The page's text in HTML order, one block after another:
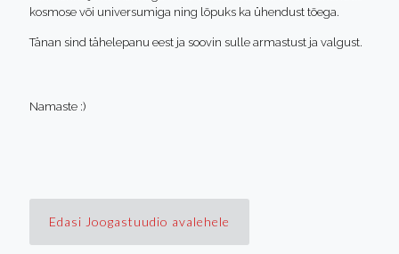
kosmose või universumiga ning lõpuks ka ühendust tõega.
Tänan sind tähelepanu eest ja soovin sulle armastust ja valgust.
Namaste :)
Edasi Joogastuudio avalehele